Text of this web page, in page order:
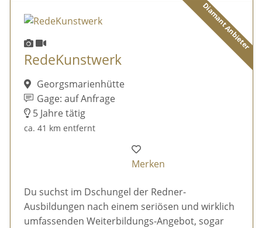
Diamant Anbieter
RedeKunstwerk
Georgsmarienhütte
Gage: auf Anfrage
5 Jahre tätig
ca. 41 km entfernt
Merken
Du suchst im Dschungel der Redner-
Ausbildungen nach einem seriösen und wirklich
umfassenden Weiterbildungs-Angebot, sogar